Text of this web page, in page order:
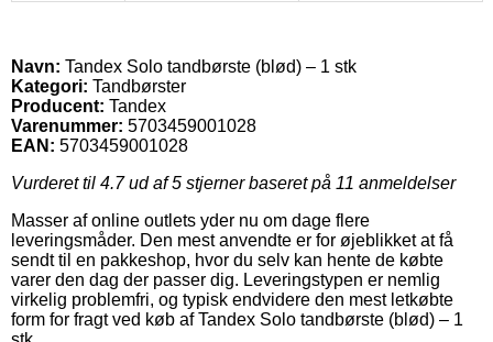
Navn: Tandex Solo tandbørste (blød) – 1 stk
Kategori: Tandbørster
Producent: Tandex
Varenummer: 5703459001028
EAN: 5703459001028
Vurderet til 4.7ud af 5 stjerner baseret på 11 anmeldelser
Masser af online outlets yder nu om dage flere
leveringsmåder. Den mest anvendte er for øjeblikket at få
sendt til en pakkeshop, hvor du selv kan hente de købte
varer den dag der passer dig. Leveringstypen er nemlig
virkelig problemfri, og typisk endvidere den mest letkøbte
form for fragt ved køb af Tandex Solo tandbørste (blød) – 1